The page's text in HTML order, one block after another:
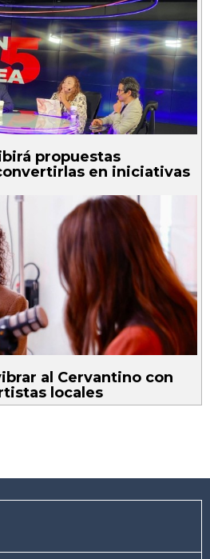
propuestas
en iniciativas
al Cervantino con
locales